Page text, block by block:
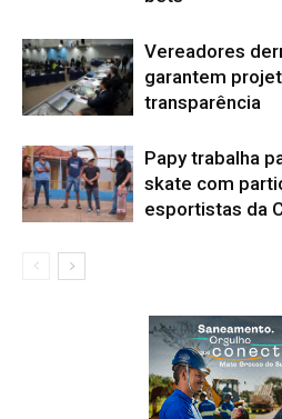
Vereadores
garantem
transparência
Papy trabalha
skate com
esportistas da